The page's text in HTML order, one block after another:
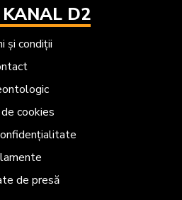
D2
și condiții
cookies
de presă